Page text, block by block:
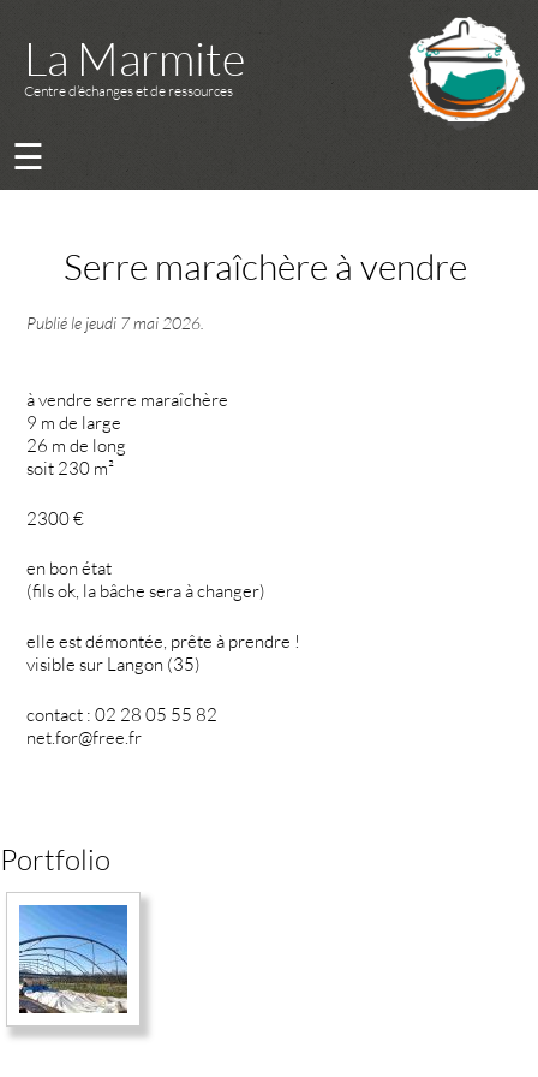
La Marmite
Centre d’échanges et de ressources
☰
Serre maraîchère à vendre
Publié le jeudi 7 mai 2026
à vendre serre maraîchère
9 m de large
26 m de long
soit 230 m²
2300 €
en bon état
(fils ok, la bâche sera à changer)
elle est démontée, prête à prendre !
visible sur Langon (35)
contact : 02 28 05 55 82
net.for@free.fr
Portfolio